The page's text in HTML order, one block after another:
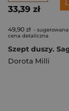
33,39 zł
49,90 zł - sugerowana
cena detaliczna
Dorota Milli